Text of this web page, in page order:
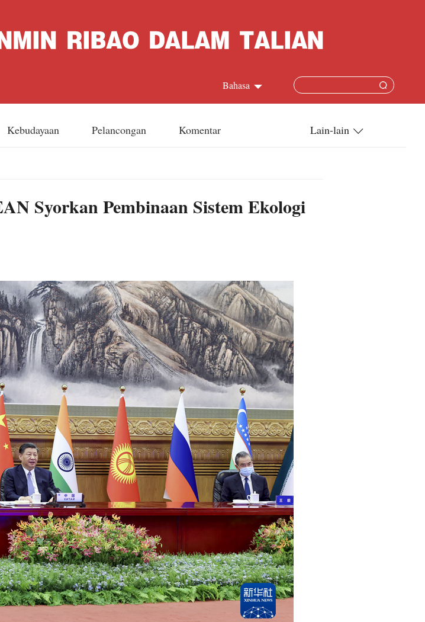
Bahasa
Français
عربي
한국어
Deutsch
Português
Kiswahili
Italiano
Қазақ тілі
ภาษาไทย
Bahasa Melayu
Ελληνικά
Kebudayaan Pelancongan Komentar Lain-lain
Syorkan Pembinaan Sistem Ekologi